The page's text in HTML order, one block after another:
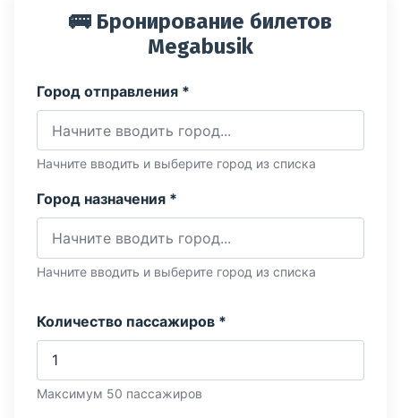
🚌 Бронирование билетов
Megabusik
Город отправления *
Начните вводить и выберите город из списка
Город назначения *
Начните вводить и выберите город из списка
Количество пассажиров *
Максимум 50 пассажиров